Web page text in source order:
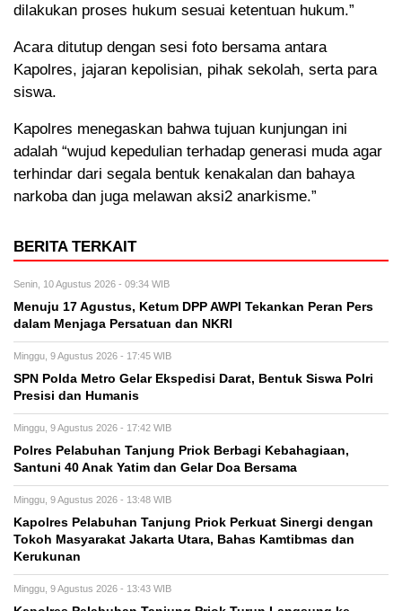
dilakukan proses hukum sesuai ketentuan hukum.”
Acara ditutup dengan sesi foto bersama antara
Kapolres, jajaran kepolisian, pihak sekolah, serta para
siswa.
Kapolres menegaskan bahwa tujuan kunjungan ini
adalah “wujud kepedulian terhadap generasi muda agar
terhindar dari segala bentuk kenakalan dan bahaya
narkoba dan juga melawan aksi2 anarkisme.”
BERITA TERKAIT
Senin, 10 Agustus 2026 - 09:34 WIB
Menuju 17 Agustus, Ketum DPP AWPI Tekankan Peran Pers
dalam Menjaga Persatuan dan NKRI
Minggu, 9 Agustus 2026 - 17:45 WIB
SPN Polda Metro Gelar Ekspedisi Darat, Bentuk Siswa Polri
Presisi dan Humanis
Minggu, 9 Agustus 2026 - 17:42 WIB
Polres Pelabuhan Tanjung Priok Berbagi Kebahagiaan,
Santuni 40 Anak Yatim dan Gelar Doa Bersama
Minggu, 9 Agustus 2026 - 13:48 WIB
Kapolres Pelabuhan Tanjung Priok Perkuat Sinergi dengan
Tokoh Masyarakat Jakarta Utara, Bahas Kamtibmas dan
Kerukunan
Minggu, 9 Agustus 2026 - 13:43 WIB